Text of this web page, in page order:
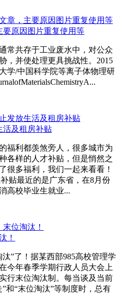
要原因图片重复使用等
常共存于工业废水中，对公众
，并使处理更具挑战性。2015
学/中国科学院等离子体物理研
活及租房补贴
福利都羡煞旁人，很多城市为
各样的人才补贴，但是悄然之
很多福利，我们一起来看看！
贴最近的是广东省，在8月份
高校毕业生就业...
！
”了！据某西部985高校管理学
今年春季学期行政人员大会上
行末位淘汰制。每当谈及当前
和“末位淘汰”等制度时，总有